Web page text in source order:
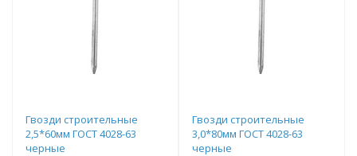
Гвозди строительные
2,5*60мм ГОСТ 4028-63
черные
Гвозди строительные
3,0*80мм ГОСТ 4028-63
черные